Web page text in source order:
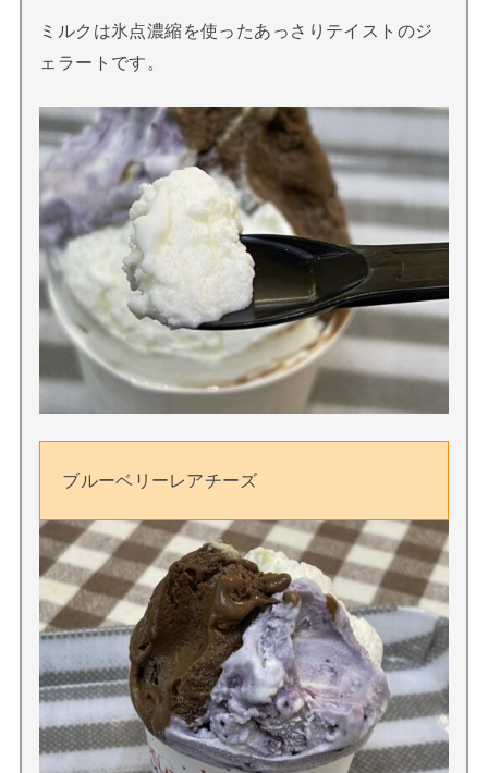
ミルクは氷点濃縮を使ったあっさりテイストのジ
ェラートです。
ブルーベリーレアチーズ